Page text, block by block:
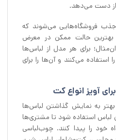
از دست می‌دهد.
جذب فروشگاه‌هایی می‌شوند که
بهترین حالت ممکن در معرض
برای هر مدل از لباس‌ها
می‌کنند و آن‌ها را برای
آویز انواع کت
بهتر به نمایش گذاشتن لباس‌ها
لباس استفاده شود تا مشتری‌ها
خود را پیدا کنند. چوب‌لباسی